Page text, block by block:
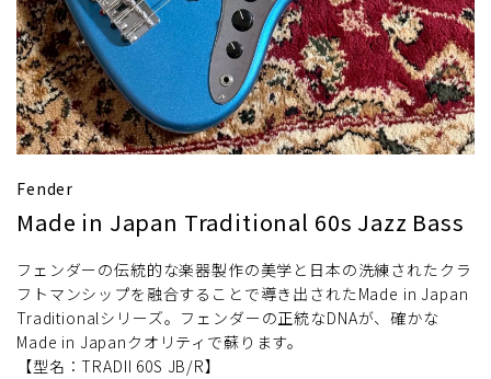
Fender
Made in Japan Traditional 60s Jazz Bass
フェンダーの伝統的な楽器製作の美学と日本の洗練されたクラ
フトマンシップを融合することで導き出されたMade in Japan
Traditionalシリーズ。フェンダーの正統なDNAが、確かな
Made in Japanクオリティで蘇ります。
【型名：TRADII 60S JB/R】